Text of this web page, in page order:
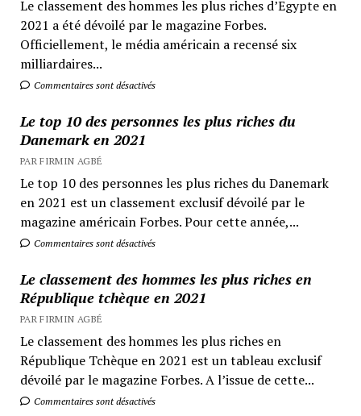
Le classement des hommes les plus riches d’Egypte en
2021 a été dévoilé par le magazine Forbes.
Officiellement, le média américain a recensé six
milliardaires...
Commentaires sont désactivés
Le top 10 des personnes les plus riches du
Danemark en 2021
PAR FIRMIN AGBÉ
Le top 10 des personnes les plus riches du Danemark
en 2021 est un classement exclusif dévoilé par le
magazine américain Forbes. Pour cette année,...
Commentaires sont désactivés
Le classement des hommes les plus riches en
République tchèque en 2021
PAR FIRMIN AGBÉ
Le classement des hommes les plus riches en
République Tchèque en 2021 est un tableau exclusif
dévoilé par le magazine Forbes. A l’issue de cette...
Commentaires sont désactivés